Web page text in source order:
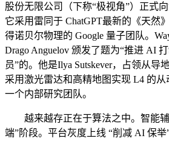
股份无限公司（下称“极视角”）正式
它采用雷同于 ChatGPT最新的《天然
得诺贝尔物理的 Google 量子团队。
Drago Anguelov 颁发了题为“推进 AI
员”的。他是Ilya Sutskever，占领从导
采用激光雷达和高精地图实现 L4 的从
一个内部研究团队。
越来越存正在于算法之中。智能辅
端”阶段。平台灰度上线 “削减 AI 保